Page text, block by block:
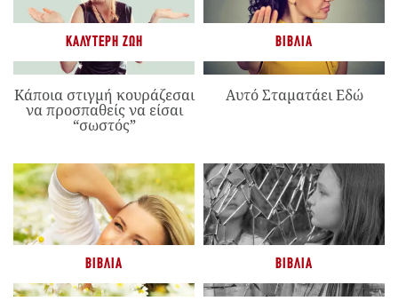
ΚΑΛΎΤΕΡΗ ΖΩΉ
Κάποια στιγμή κουράζεσαι
να προσπαθείς να είσαι
“σωστός”
ΒΙΒΛΊΑ
Αυτό Σταματάει Εδώ
ΒΙΒΛΊΑ ΒΙΒΛΊΑ